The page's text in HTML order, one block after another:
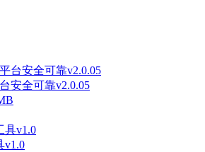
安全可靠v2.0.05
v1.0